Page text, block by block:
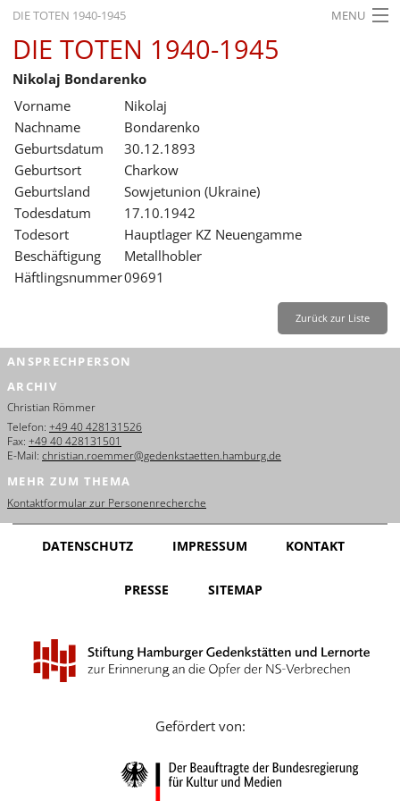
DIE TOTEN 1940-1945 MENU
STARTSEITE
AKTUELLES
AUSSTELLUNGEN
GESCHICHTE
BILDUNG
FORSCHUNG
SERVICE
Français
Dansk
Español
Nederlands
Português
Русский
Leichte Sprache
DIE TOTEN 1940-1945
Nikolaj Bondarenko
Vorname
Nikolaj
Nachname
Bondarenko
Geburtsdatum
30.12.1893
Geburtsort
Charkow
Geburtsland
Sowjetunion (Ukraine)
Todesdatum
17.10.1942
Todesort
Hauptlager KZ Neuengamme
Beschäftigung
Metallhobler
Häftlingsnummer09691
Zurück zur Liste
ANSPRECHPERSON
ARCHIV
Christian Römmer
Telefon: +49 40 428131526
Fax: +49 40 428131501
E-Mail: christian.roemmer@gedenkstaetten.hamburg.de
MEHR ZUM THEMA
Kontaktformular zur Personenrecherche
DATENSCHUTZ IMPRESSUM KONTAKT
PRESSE SITEMAP
Gefördert von: